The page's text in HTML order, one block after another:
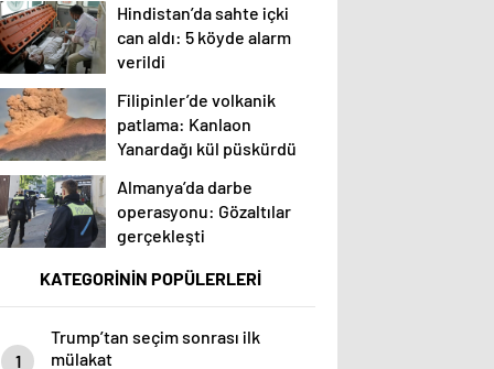
Hindistan’da sahte içki
can aldı: 5 köyde alarm
verildi
Filipinler’de volkanik
patlama: Kanlaon
Yanardağı kül püskürdü
Almanya’da darbe
operasyonu: Gözaltılar
gerçekleşti
KATEGORİNİN POPÜLERLERİ
1
Trump’tan seçim sonrası ilk
mülakat